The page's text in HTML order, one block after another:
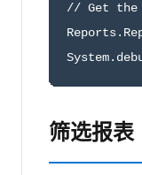
// Get
筛选报表